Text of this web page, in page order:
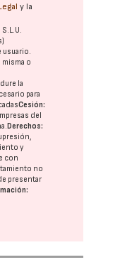
y la
usuario.
o
la
para
Cesión:
del
Derechos:
y
con
no
presentar